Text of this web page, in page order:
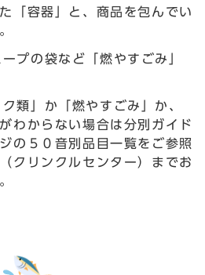
「容器」と、商品を包んでい
プの袋など「燃やすごみ」
ク類」か「燃やすごみ」か、
わからない場合は分別ガイド
の５０音別品目一覧をご参照
クリンクルセンター）までお